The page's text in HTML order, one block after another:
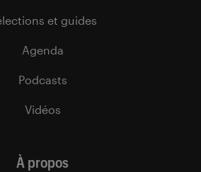
et guides
Agenda
Podcasts
Vidéos
À propos